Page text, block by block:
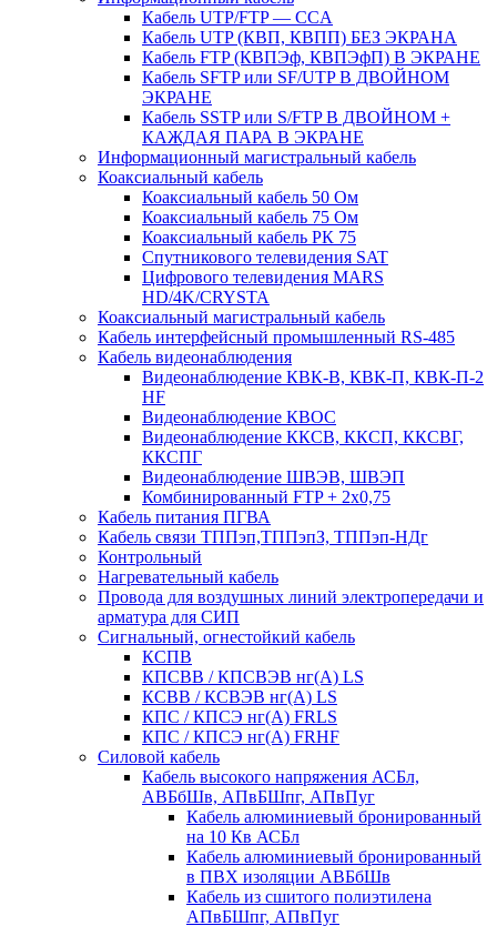
Кабель UTP/FTP — CCA
Кабель UTP (КВП, КВПП) БЕЗ ЭКРАНА
Кабель FTP (КВПЭф, КВПЭфП) В ЭКРАНЕ
Кабель SFTP или SF/UTP В ДВОЙНОМ
ЭКРАНЕ
Кабель SSTP или S/FTP В ДВОЙНОМ +
КАЖДАЯ ПАРА В ЭКРАНЕ
Информационный магистральный кабель
Коаксиальный кабель
Коаксиальный кабель 50 Ом
Коаксиальный кабель 75 Ом
Коаксиальный кабель РК 75
Спутникового телевидения SAT
Цифрового телевидения MARS
HD/4K/CRYSTA
Коаксиальный магистральный кабель
Кабель интерфейсный промышленный RS-485
Кабель видеонаблюдения
Видеонаблюдение КВК-В, КВК-П, КВК-П-2
HF
Видеонаблюдение КВОС
Видеонаблюдение ККСВ, ККСП, ККСВГ,
ККСПГ
Видеонаблюдение ШВЭВ, ШВЭП
Комбинированный FTP + 2х0,75
Кабель питания ПГВА
Кабель связи ТППэп,ТППэпЗ, ТППэп-НДг
Контрольный
Нагревательный кабель
Провода для воздушных линий электропередачи и
арматура для СИП
Сигнальный, огнестойкий кабель
КСПВ
КПСВВ / КПСВЭВ нг(А) LS
КСВВ / КСВЭВ нг(А) LS
КПС / КПСЭ нг(А) FRLS
КПС / КПСЭ нг(А) FRHF
Силовой кабель
Кабель высокого напряжения АСБл,
АВБбШв, АПвБШпг, АПвПуг
Кабель алюминиевый бронированный
на 10 Кв АСБл
Кабель алюминиевый бронированный
в ПВХ изоляции АВБбШв
Кабель из сшитого полиэтилена
АПвБШпг, АПвПуг